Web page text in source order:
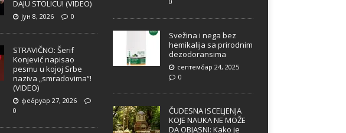
DAJU STOLICU! (VIDEO)
јун 8, 2026 0
STRAVIČNO: Šerif
Konjević napisao
pesmu u kojoj Srbe
naziva „smradovima“!
(VIDEO)
фебруар 27, 2026
0
Svežina i nega bez
hemikalija sa prirodnim
dezodoransima
септембар 24, 2025
0
ČUDESNA ISCELJENJA
KOJE NAUKA NE MOŽE
DA OBJASNI: Kako je